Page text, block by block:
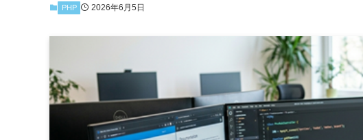
PHP 2026年6月5日